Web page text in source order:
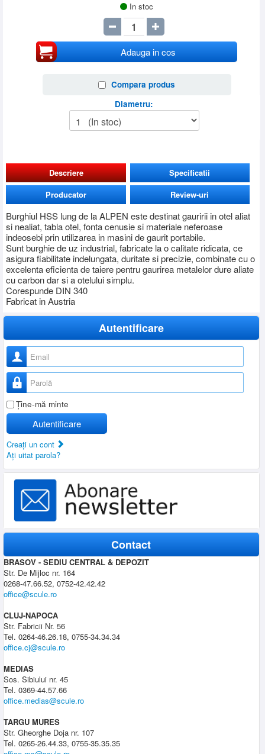
In stoc
Adauga in cos
Compara produs
Diametru:
Descriere
Burghiul HSS lung de la ALPEN este destinat gauririi in otel aliat
si nealiat, tabla otel, fonta cenusie si materiale neferoase
indeosebi prin utilizarea in masini de gaurit portabile.
Sunt burghie de uz industrial, fabricate la o calitate ridicata, ce
asigura fiabilitate indelungata, duritate si precizie, combinate cu o
excelenta eficienta de taiere pentru gaurirea metalelor dure aliate
cu carbon dar si a otelului simplu.
Corespunde DIN 340
Fabricat in Austria
Specificatii
Producator
Review-uri
Autentificare
Nume utilizator
Parolă
Ţine-mă minte
Autentificare
Creaţi un cont
Aţi uitat parola?
Contact
BRASOV - SEDIU CENTRAL & DEPOZIT
Str. De Mijloc nr. 164
0268-47.66.52, 0752-42.42.42
office@scule.ro
CLUJ-NAPOCA
Str. Fabricii Nr. 56
Tel. 0264-46.26.18, 0755-34.34.34
office.cj@scule.ro
MEDIAS
Sos. Sibiului nr. 45
Tel. 0369-44.57.66
office.medias@scule.ro
TARGU MURES
Str. Gheorghe Doja nr. 107
Tel. 0265-26.44.33, 0755-35.35.35